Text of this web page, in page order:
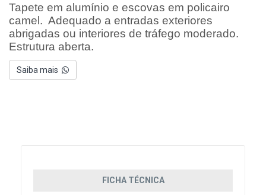
Tapete em alumínio e escovas em policairo
camel. Adequado a entradas exteriores
abrigadas ou interiores de tráfego moderado.
Estrutura aberta.
Saiba mais
FICHA TÉCNICA